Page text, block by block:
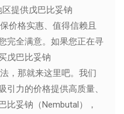
提供戊巴比妥钠
价格实惠、值得信赖且
完全满意。如果您正在寻
戊巴比妥钠
，那就来这里吧。我们
引力的价格提供高质量、
比妥钠（Nembutal），